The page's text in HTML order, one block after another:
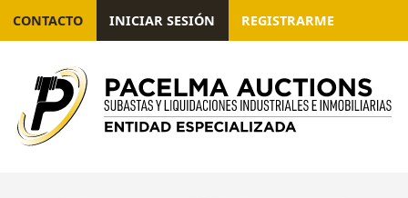
CONTACTO INICIAR SESIÓN REGISTRARME